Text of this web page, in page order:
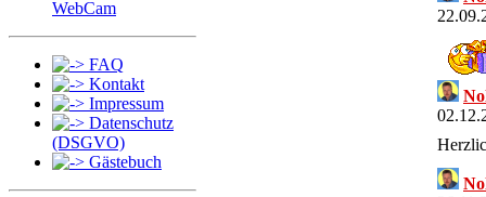
WebCam
FAQ
Kontakt
Impressum
Datenschutz
(DSGVO)
Gästebuch